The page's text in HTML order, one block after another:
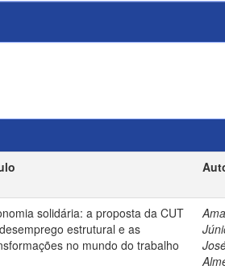
solidária: a proposta da CUT
estrutural e as
no mundo do trabalho